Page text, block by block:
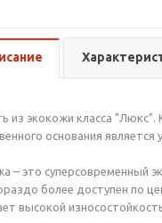
из экокожи класса
основания
– это суперсовременный
более доступен по
высокой